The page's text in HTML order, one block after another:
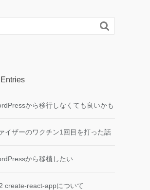

から移行しなくても良いかも
イザーのワクチン1回目を打った話
から移植したい
create-react-appについて